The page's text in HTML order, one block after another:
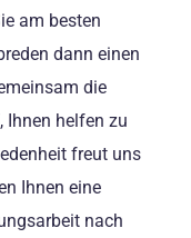
am besten
dann einen
die
Ihnen helfen zu
freut uns
Ihnen eine
nach